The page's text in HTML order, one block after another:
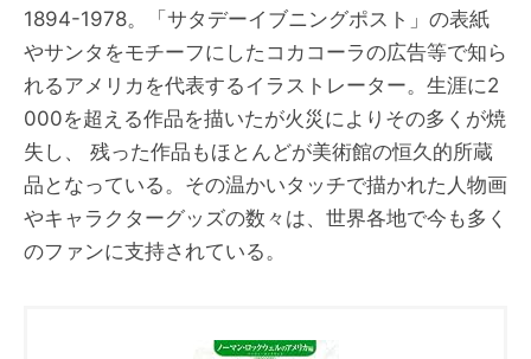
1894-1978。「サタデーイブニングポスト」の表紙
やサンタをモチーフにしたコカコーラの広告等で知ら
れるアメリカを代表するイラストレーター。生涯に2
000を超える作品を描いたが火災によりその多くが焼
失し、 残った作品もほとんどが美術館の恒久的所蔵
品となっている。その温かいタッチで描かれた人物画
やキャラクターグッズの数々は、世界各地で今も多く
のファンに支持されている。